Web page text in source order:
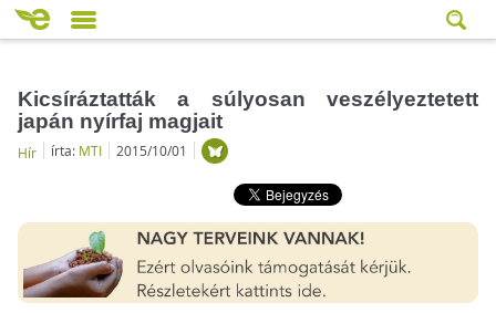
Kicsíráztatták a súlyosan veszélyeztetett
japán nyírfaj magjait
Hír írta: MTI 2015/10/01